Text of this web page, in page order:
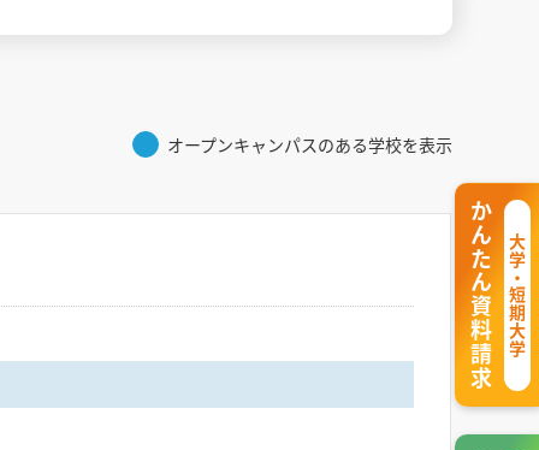
オープンキャンパスのある学校を表示
大学・短期大学
かんたん資料請求